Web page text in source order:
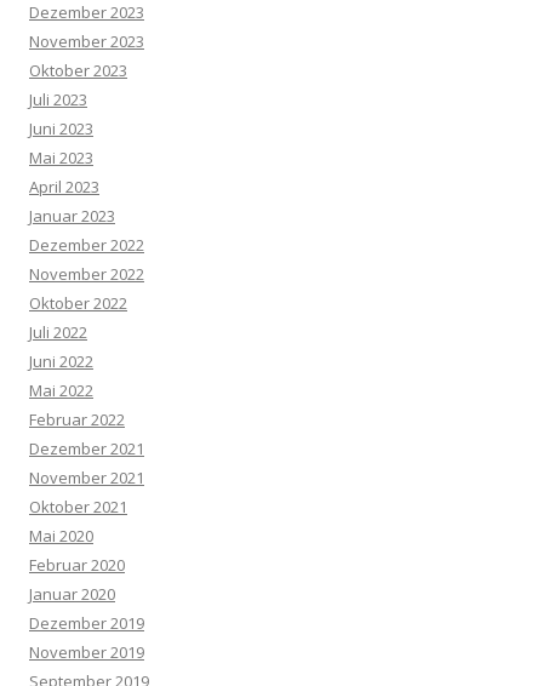
Dezember 2023
November 2023
Oktober 2023
Juli 2023
Juni 2023
Mai 2023
April 2023
Januar 2023
Dezember 2022
November 2022
Oktober 2022
Juli 2022
Juni 2022
Mai 2022
Februar 2022
Dezember 2021
November 2021
Oktober 2021
Mai 2020
Februar 2020
Januar 2020
Dezember 2019
November 2019
September 2019